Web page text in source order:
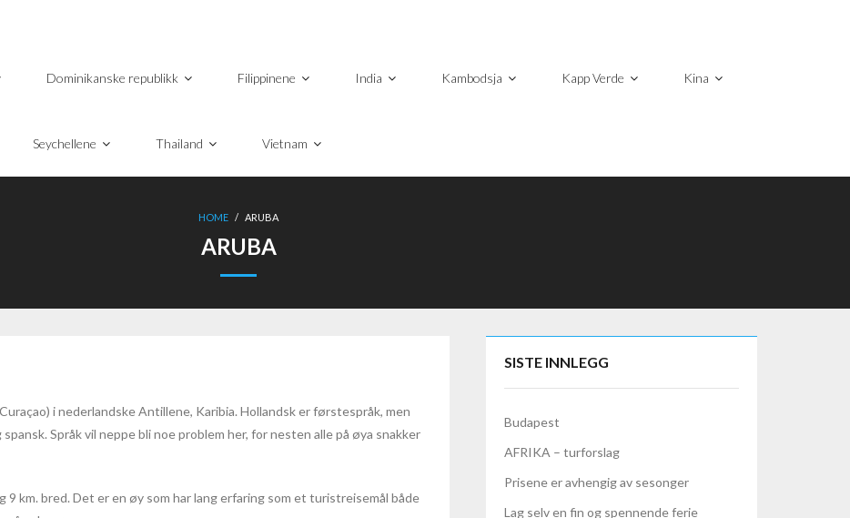
Dominikanske republikk Filippinene India Kambodsja Kapp Verde Kina
Seychellene Thailand Vietnam
HOME / ARUBA
ARUBA
i nederlandske Antillene, Karibia. Hollandsk er førstespråk, men
Språk vil neppe bli noe problem her, for nesten alle på øya snakker
9 km. bred. Det er en øy som har lang erfaring som et turistreisemål både
SISTE INNLEGG
Budapest
AFRIKA – turforslag
Prisene er avhengig av sesonger
Lag selv en fin og spennende ferie